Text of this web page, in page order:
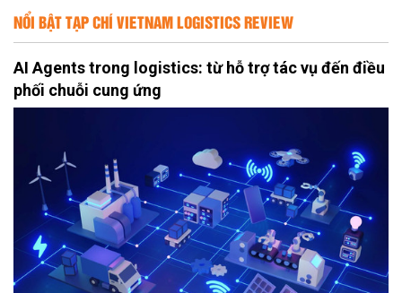
NỔI BẬT TẠP CHÍ VIETNAM LOGISTICS REVIEW
AI Agents trong logistics: từ hỗ trợ tác vụ đến điều
phối chuỗi cung ứng